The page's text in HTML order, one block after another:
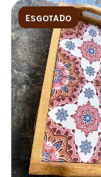
ESGOTADO